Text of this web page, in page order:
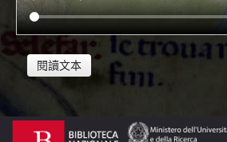
閱讀文本
1402年，在朝鮮半島建立朝鮮國（
朝之後的十年，儒學大師權近（